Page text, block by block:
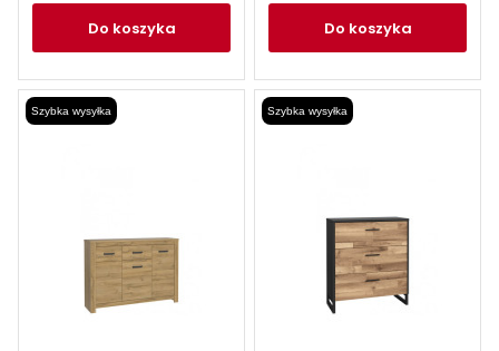
do koszyka do koszyka
Szybka wysyłka Szybka wysyłka